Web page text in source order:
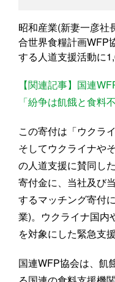
昭和産業(新妻一彦社
合世界食糧計画WFP
する人道支援活動に
【関連記事】国連
「紛争は飢餓と食料
この寄付は「ウクラ
そしてウクライナや
の人道支援に賛同し
寄付金に、当社及び
するマッチング寄付
業)。ウクライナ国内
を対象にした緊急支
国連WFP協会は、飢